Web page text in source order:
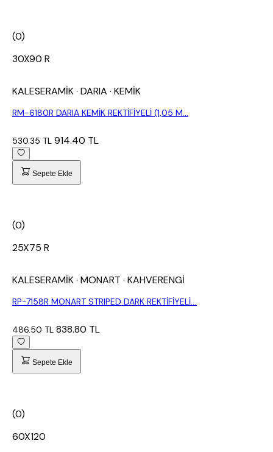
(0)
30X90 R
KALESERAMİK· DARIA · KEMİK
RM-6180R DARIA KEMİK REKTİFİYELİ (1,05 M...
530.35 TL 914.40 TL
Sepete Ekle
(0)
25X75 R
KALESERAMİK· MONART · KAHVERENGİ
RP-7158R MONART STRIPED DARK REKTİFİYELİ...
486.50 TL 838.80 TL
Sepete Ekle
(0)
60X120